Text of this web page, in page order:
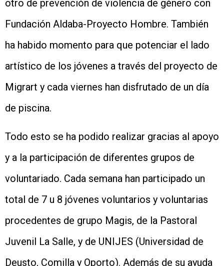
otro de prevención de violencia de género con
Fundación Aldaba-Proyecto Hombre. También
ha habido momento para que potenciar el lado
artístico de los jóvenes a través del proyecto de
Migrart y cada viernes han disfrutado de un día
de piscina.
Todo esto se ha podido realizar gracias al apoyo
y a la participación de diferentes grupos de
voluntariado. Cada semana han participado un
total de 7 u 8 jóvenes voluntarios y voluntarias
procedentes de grupo Magis, de la Pastoral
Juvenil La Salle, y de UNIJES (Universidad de
Deusto, Comilla y Oporto). Además de su ayuda